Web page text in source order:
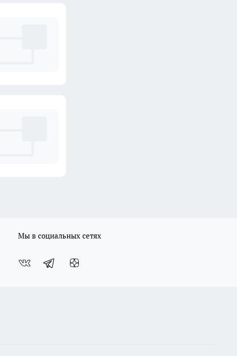
Мы в социальных сетях